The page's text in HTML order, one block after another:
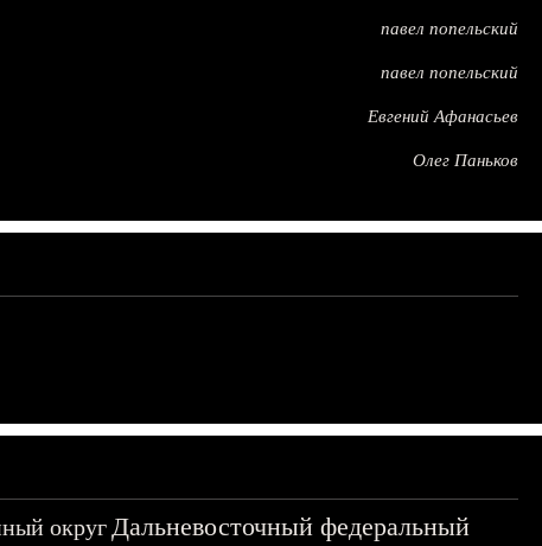
павел попельский
павел попельский
Евгений Афанасьев
Олег Паньков
округДальневосточный федеральный